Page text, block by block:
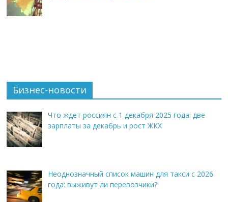
Бизнес-новости
Что ждет россиян с 1 декабря 2025 года: две
зарплаты за декабрь и рост ЖКХ
Неоднозначный список машин для такси с 2026
года: выживут ли перевозчики?